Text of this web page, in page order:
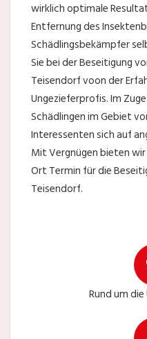
wirklich optimale
Entfernung des
Schädlingsbekämpfer
Sie bei der Beseitigung
Teisendorf voon der
Ungezieferprofis. Im
Schädlingen im Gebiet
Interessenten sich auf
Mit Vergnügen bieten
Ort Termin für die
Teisendorf.
Rund um